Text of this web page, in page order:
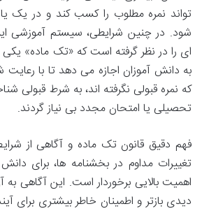
تواند نمره مطلوب را کسب کند و در
شود. در چنین شرایطی، سیستم آموزشی
ای را در نظر گرفته است که «تک ماده»
به دانش آموزان اجازه می دهد تا با
که نمره قبولی نگرفته اند، به شرط قبولی
تحصیلی یا امتحان مجدد بی نیاز گردند.
فهم دقیق قانون تک ماده و آگاهی از
تغییرات مداوم در بخشنامه ها، برای
اهمیت بالایی برخوردار است. این آگاهی
دیدی بازتر و اطمینان خاطر بیشتری برای